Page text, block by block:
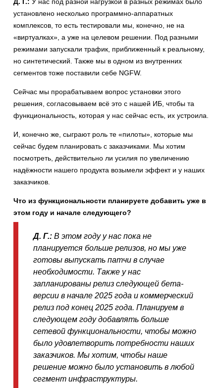
Д. Г.: У нас под разной нагрузкой в разных режимах было
установлено несколько программно-аппаратных
комплексов, то есть тестировали мы, конечно, не на
«виртуалках», а уже на целевом решении. Под разными
режимами запускали трафик, приближенный к реальному,
но синтетический. Также мы в одном из внутренних
сегментов тоже поставили себе NGFW.
Сейчас мы прорабатываем вопрос установки этого
решения, согласовываем всё это с нашей ИБ, чтобы та
функциональность, которая у нас сейчас есть, их устроила.
И, конечно же, сыграют роль те «пилоты», которые мы
сейчас будем планировать с заказчиками. Мы хотим
посмотреть, действительно ли усилия по увеличению
надёжности нашего продукта возымели эффект и у наших
заказчиков.
Что из функциональности планируете добавить уже в
этом году и начале следующего?
Д. Г.: В этом году у нас пока не
планируется больше релизов, но мы уже
готовы выпускать патчи в случае
необходимости. Также у нас
запланированы релиз следующей бета-
версии в начале 2025 года и коммерческий
релиз под конец 2025 года. Планируем в
следующем году добавлять больше
сетевой функциональности, чтобы можно
было удовлетворить потребности наших
заказчиков. Мы хотим, чтобы наше
решение можно было установить в любой
сегмент инфраструктуры.